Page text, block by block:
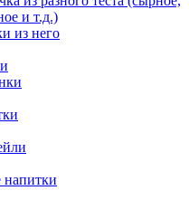
и т.д.)
из него